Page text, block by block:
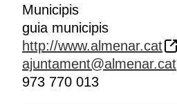
Municipis
guia municipis
http://www.almenar.cat
ajuntament@almenar.cat
973 770 013